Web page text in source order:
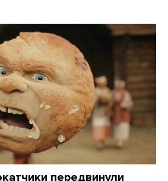
передвинули